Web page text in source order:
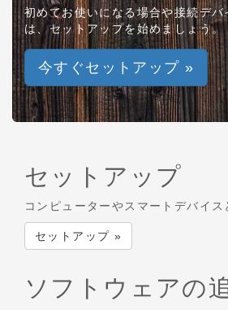
初めてお使いになる場合や接続デ
は、セットアップを始めましょう。
今すぐセットアップ »
セットアップ
コンピューターやスマートデバイス
セットアップ »
ソフトウェアの